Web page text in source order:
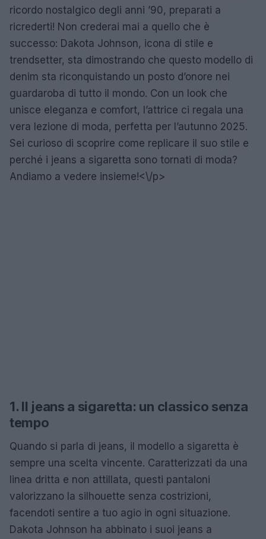
ricordo nostalgico degli anni ’90, preparati a
ricrederti! Non crederai mai a quello che è
successo: Dakota Johnson, icona di stile e
trendsetter, sta dimostrando che questo modello di
denim sta riconquistando un posto d’onore nei
guardaroba di tutto il mondo. Con un look che
unisce eleganza e comfort, l’attrice ci regala una
vera lezione di moda, perfetta per l’autunno 2025.
Sei curioso di scoprire come replicare il suo stile e
perché i jeans a sigaretta sono tornati di moda?
Andiamo a vedere insieme!<\/p>
1. Il jeans a sigaretta: un classico senza
tempo
Quando si parla di jeans, il modello a sigaretta è
sempre una scelta vincente. Caratterizzati da una
linea dritta e non attillata, questi pantaloni
valorizzano la silhouette senza costrizioni,
facendoti sentire a tuo agio in ogni situazione.
Dakota Johnson ha abbinato i suoi jeans a